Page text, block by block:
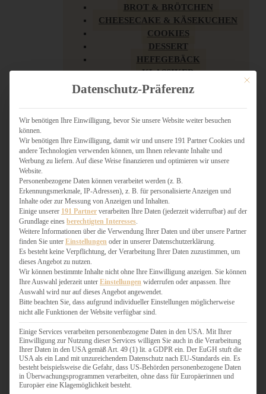
BROT & BRÖTCHEN
CHEESECAKE & KÄSEKUCHEN
COOKIES
DESSERT
HEFEGEBÄCK
KLASSIKER
KUCHEN
MY AMERICAN BAKERY
REZEPTE ZU OSTERN
SCHOKOLADIGES
SÜSSES HAUPTGERICHT
SÜSSES KLEINGEBÄCK
TÖRTCHEN
VEGAN SÜSS
WEIHNACHTSBÄCKEREI
ZIMTLIEBE
HERZHAFT
BEILAGEN & GEMÜSE
BURGER & SANDWICHES
FIX AUF DEM TISCH
FLEISCH & FISCH
GRILLEN / BARBECUE
HERZHAFTES BACKEN
ONE-POT-GERICHTE
PASTA & NUDELGERICHTE
PIZZA, TARTES & QUICHES
REIS & RISOTTO
SALATE & SNACKS
Mit
Datenschutz-Präferenz
Wir benötigen Ihre Einwilligung, bevor Sie unsere Website weiter besuchen
können.
Wir benötigen Ihre Einwilligung, damit wir und unsere 191 Partner Cookies und
andere Technologien verwenden können, um Ihnen relevante Inhalte und
Werbung zu liefern. Auf diese Weise finanzieren und optimieren wir unsere
Website.
Personenbezogene Daten können verarbeitet werden (z. B.
Erkennungsmerkmale, IP-Adressen), z. B. für personalisierte Anzeigen und
Inhalte oder zur Messung von Anzeigen und Inhalten.
Einige unserer 191 Partner verarbeiten Ihre Daten (jederzeit widerrufbar) auf der
Grundlage eines berechtigten Interesses
Weitere Informationen über die Verwendung Ihrer Daten und über unsere Partner
finden Sie unter Einstellungen oder in unserer Datenschutzerklärung.
Es besteht keine Verpflichtung, der Verarbeitung Ihrer Daten zuzustimmen, um
dieses Angebot zu nutzen.
Wir können bestimmte Inhalte nicht ohne Ihre Einwilligung anzeigen. Sie können
Ihre Auswahl jederzeit unter Einstellungen widerrufen oder anpassen. Ihre
Auswahl wird nur auf dieses Angebot angewendet.
Bitte beachten Sie, dass aufgrund individueller Einstellungen möglicherweise
nicht alle Funktionen der Website verfügbar sind.
Einige Services verarbeiten personenbezogene Daten in den USA. Mit Ihrer
Einwilligung zur Nutzung dieser Services willigen Sie auch in die Verarbeitung
Ihrer Daten in den USA gemäß Art. 49 (1) lit. a GDPR ein. Der EuGH stuft die
USA als ein Land mit unzureichendem Datenschutz nach EU-Standards ein. Es
besteht beispielsweise die Gefahr, dass US-Behörden personenbezogene Daten
in Überwachungsprogrammen verarbeiten, ohne dass für Europäerinnen und
Europäer eine Klagemöglichkeit besteht.